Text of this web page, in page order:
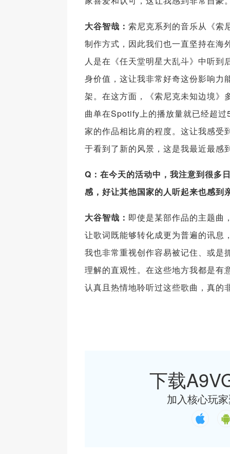
大谷智哉： 索尼克系列的音乐从《索
制作方式，因此我们也一直坚持在海
人是在《任天堂明星大乱斗》中听
身价值，这让我非常好奇这份影响
架。在这方面，《索尼克未知边境》
曲单在Spotify上的播放量就已经超
家的作品相比肩的程度。这让我感受
于看到了新的风景，这是我最近最感
Q ：在今天的活动中，我注意到很多
感，好让其他国家的人听起来也感到
大谷智哉： 即使是某部作品的主题曲
让歌词既能够转化成更为普遍的讯息
我也非常重视创作容易被记住、或
理解的直观性。在这些地方我都是有
认真且热情地聆听过这些歌曲，真的
下载
加入核心玩